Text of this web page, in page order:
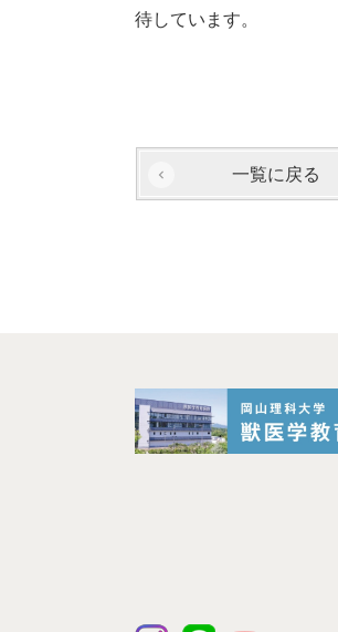
待しています。
一覧に戻る